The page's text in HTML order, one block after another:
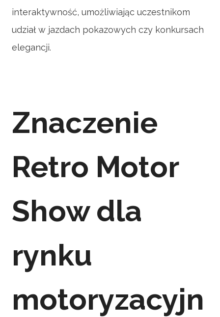
interaktywność, umożliwiając uczestnikom
udział w jazdach pokazowych czy konkursach
elegancji.
Znaczenie
Retro Motor
Show dla
rynku
motoryzacyjn